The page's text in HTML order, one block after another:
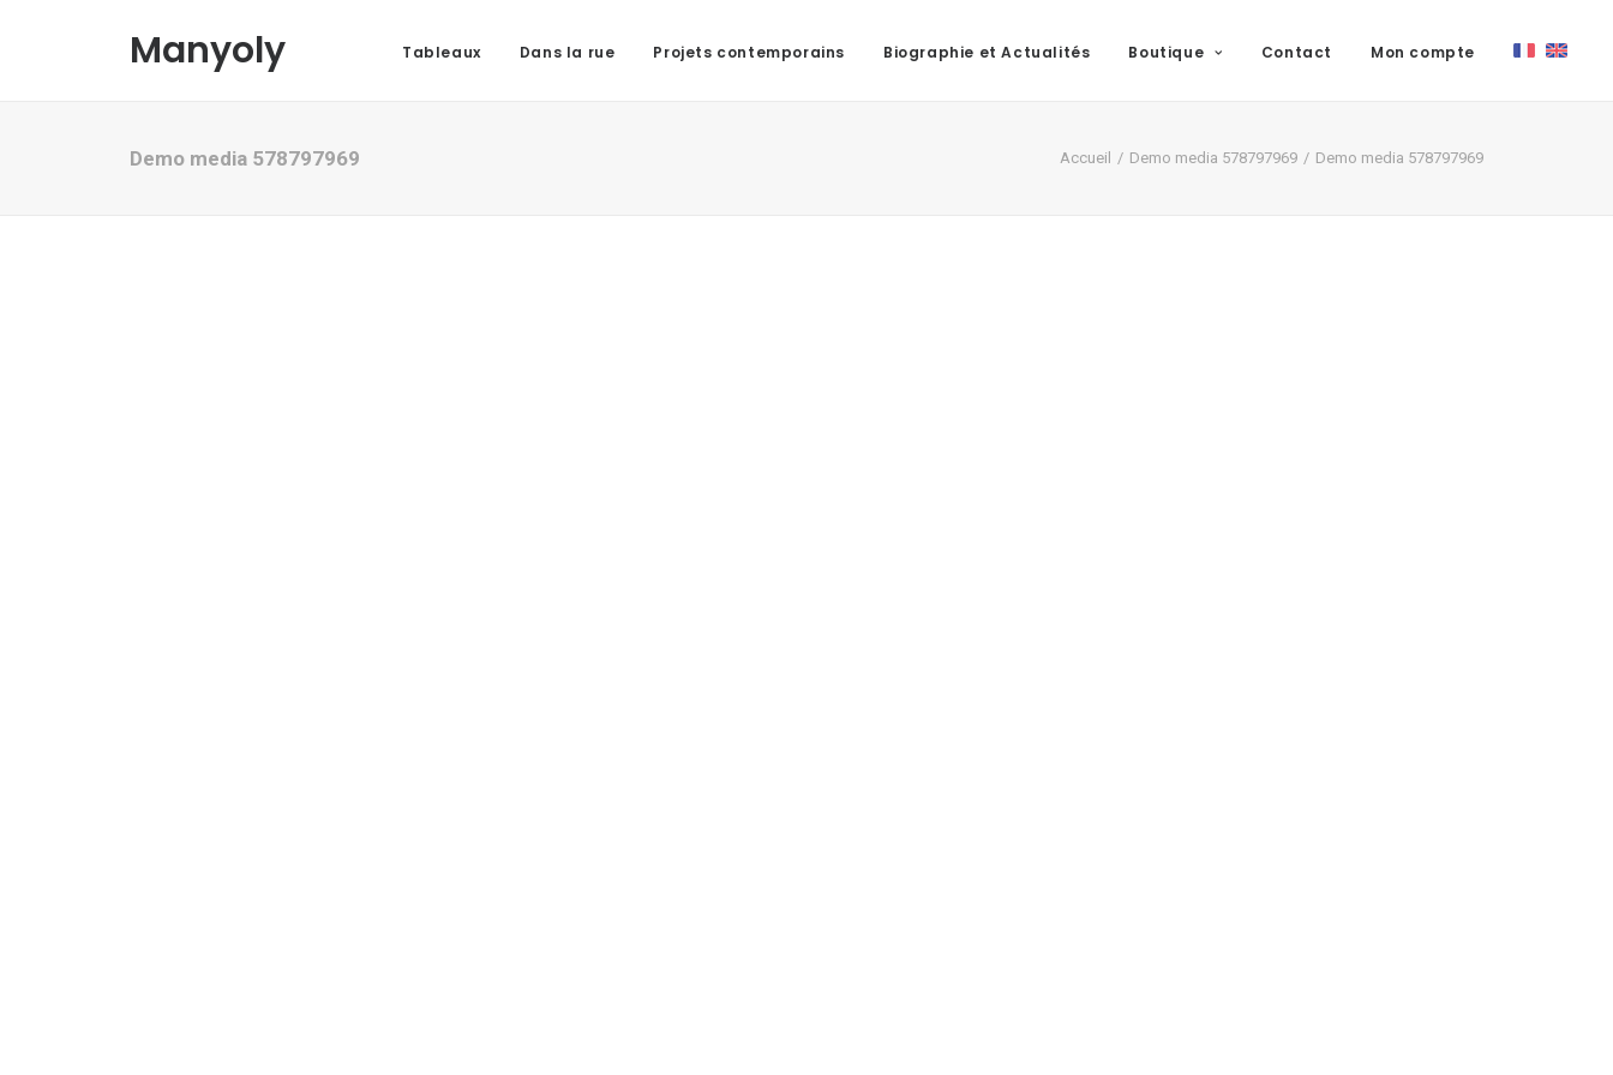
Manyoly Tableaux Dans la rue Projets contemporains Biographie et Actualités Boutique Contact Mon compte
Demo media 578797969 Accueil Demo media 578797969 Demo media 578797969